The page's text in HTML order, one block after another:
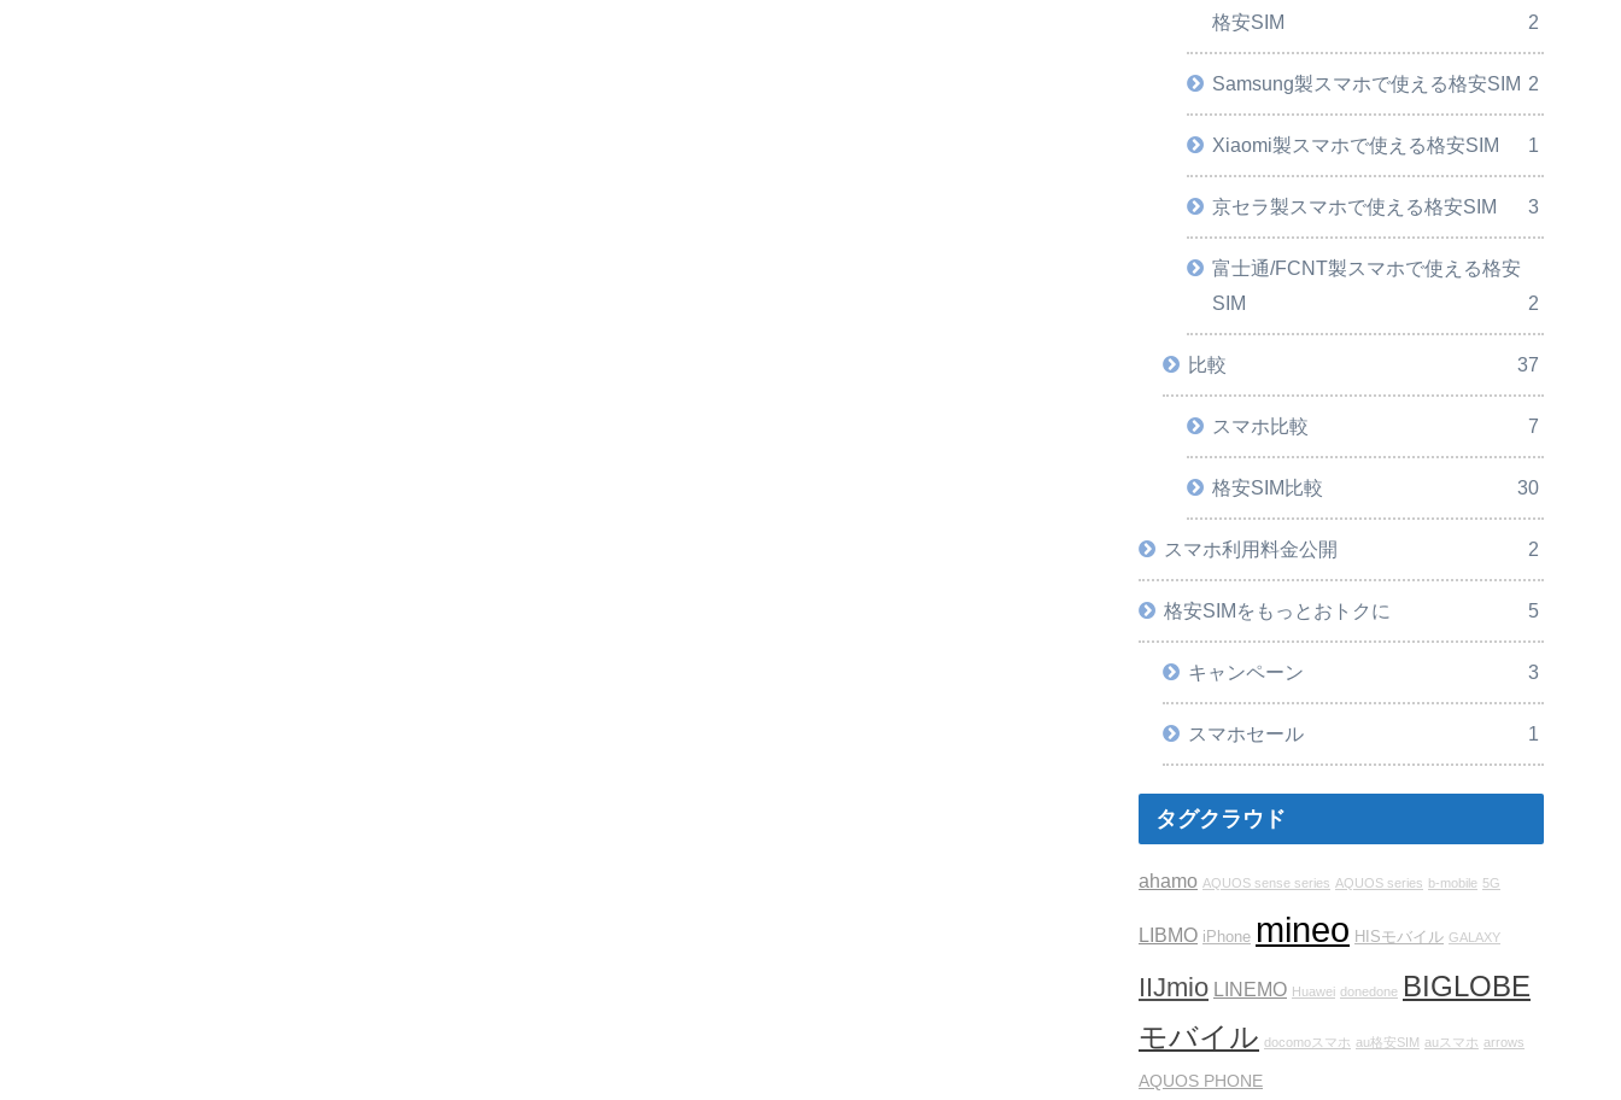
格安SIM
2
Samsung製スマホで使える格安SIM 2
Xiaomi製スマホで使える格安SIM 1
京セラ製スマホで使える格安SIM 3
富士通/FCNT製スマホで使える格安
SIM
2
比較 37
スマホ比較 7
格安SIM比較 30
スマホ利用料金公開 2
格安SIMをもっとおトクに 5
キャンペーン 3
スマホセール 1
タグクラウド
ahamo AQUOS sense series AQUOS series b-mobile 5G
LIBMO iPhone mineo HISモバイル GALAXY
IIJmio LINEMO Huawei donedone
BIGLOBE
モバイル docomoスマホ au格安SIM auスマホ arrows
AQUOS PHONE